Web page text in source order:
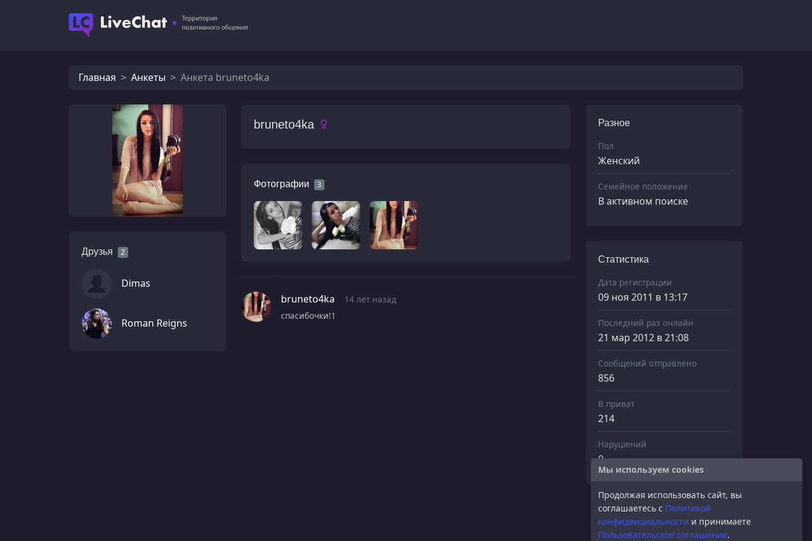
Главная Анкеты Анкета bruneto4ka
Друзья 2
Dimas
Roman Reigns
bruneto4ka
Фотографии 3
bruneto4ka
14 лет назад
спасибочки!1
Разное
Пол
Женский
Семейное положение
В активном поиске
Статистика
Дата регистрации
09 ноя 2011 в 13:17
Последний раз онлайн
21 мар 2012 в 21:08
Сообщений отправлено
856
В приват
214
Нарушений
0
Мы используем cookies
Продолжая использовать сайт, вы
соглашаетесь с Политикой
конфиденциальности и принимаете
Пользовательское соглашение.